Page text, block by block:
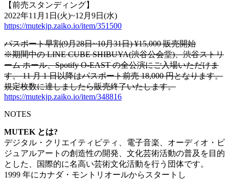
【前売スタンディング】
2022年11月1日(火)~12月9日(水)
https://mutekjp.zaiko.io/item/351500
パスポート早割(9月28日~10月31日) ¥15,000 販売開始
※期間中の LINE CUBE SHIBUYA(渋谷公会堂)、渋谷ストリ
ーム ホール、Spotify O-EAST の全公演にご入場いただけま
す。 11 月 1 日以降はパスポート前売 18,000 円となります。
規定枚数に達しましたら販売終了いたします。
https://mutekjp.zaiko.io/item/348816
NOTES
MUTEK とは?
デジタル・クリエイティビティ、電子音楽、オーディオ・ビ
ジュアルアートの創造性の開発、文化芸術活動の普及を目的
とした、国際的に名高い芸術文化活動を行う団体です。
1999 年にカナダ・モントリオールからスタートし